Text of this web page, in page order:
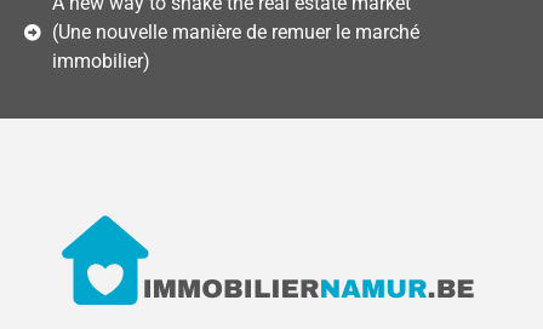
(Une nouvelle manière de remuer le marché
immobilier)